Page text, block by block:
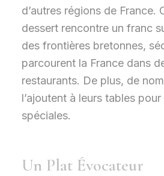
d’autres régions de France.
dessert rencontre un franc
des frontières bretonnes,
parcourent la France dans
restaurants. De plus, de
l’ajoutent à leurs tables
spéciales.
Un Plat Évocateur